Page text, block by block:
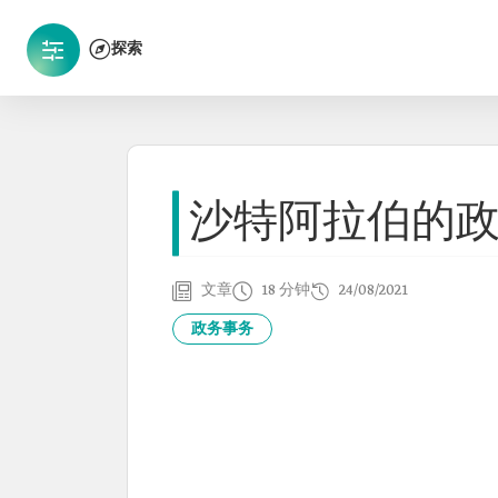
探索
沙特阿拉伯的
文章 18 分钟 24/08/2021
政务事务